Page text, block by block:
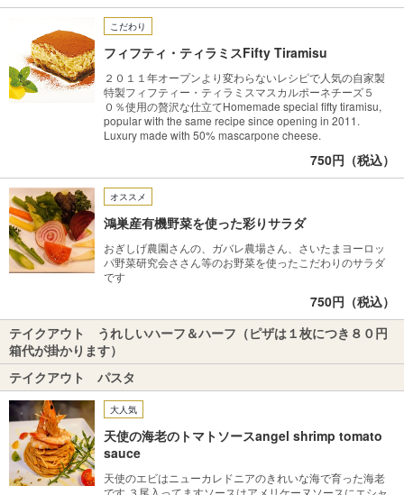
こだわり
フィフティ・ティラミスFifty Tiramisu
２０１１年オープンより変わらないレシピで人気の自家製
特製フィフティー・ティラミスマスカルポーネチーズ５
０％使用の贅沢な仕立てHomemade special fifty tiramisu,
popular with the same recipe since opening in 2011.
Luxury made with 50% mascarpone cheese.
750円（税込）
オススメ
鴻巣産有機野菜を使った彩りサラダ
おぎしげ農園さんの、ガバレ農場さん、さいたまヨーロッ
パ野菜研究会ささん等のお野菜を使ったこだわりのサラダ
です
750円（税込）
テイクアウト うれしいハーフ＆ハーフ（ピザは１枚につき８０円
箱代が掛かります）
テイクアウト パスタ
大人気
天使の海老のトマトソースangel shrimp tomato
sauce
天使のエビはニューカレドニアのきれいな海で育った海老
です ３尾入ってますソースはアメリケーヌソースにエシャ